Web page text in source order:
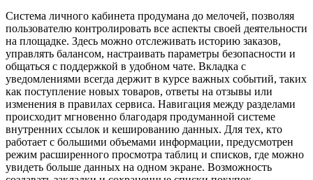
Система личного кабинета продумана до мелочей, позволяя
пользователю контролировать все аспекты своей деятельности
на площадке. Здесь можно отслеживать историю заказов,
управлять балансом, настраивать параметры безопасности и
общаться с поддержкой в удобном чате. Вкладка с
уведомлениями всегда держит в курсе важных событий, таких
как поступление новых товаров, ответы на отзывы или
изменения в правилах сервиса. Навигация между разделами
происходит мгновенно благодаря продуманной системе
внутренних ссылок и кешированию данных. Для тех, кто
работает с большими объемами информации, предусмотрен
режим расширенного просмотра таблиц и списков, где можно
увидеть больше данных на одном экране. Возможность